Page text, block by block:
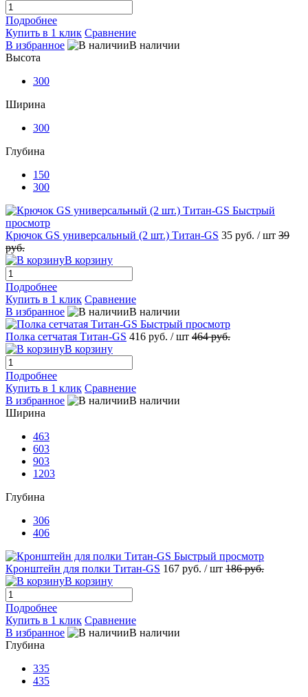
Подробнее
Купить в 1 клик Сравнение
В избранное
В наличии
Высота
300
Ширина
300
Глубина
150
300
Быстрый
просмотр
Крючок GS универсальный (2 шт.) Титан-GS 35 руб. / шт 39
руб.
В корзину
Подробнее
Купить в 1 клик Сравнение
В избранное
В наличии
Быстрый просмотр
Полка сетчатая Титан-GS 416 руб. / шт 464 руб.
В корзину
Подробнее
Купить в 1 клик Сравнение
В избранное
В наличии
Ширина
463
603
903
1203
Глубина
306
406
Быстрый просмотр
Кронштейн для полки Титан-GS 167 руб. / шт 186 руб.
В корзину
Подробнее
Купить в 1 клик Сравнение
В избранное
В наличии
Глубина
335
435